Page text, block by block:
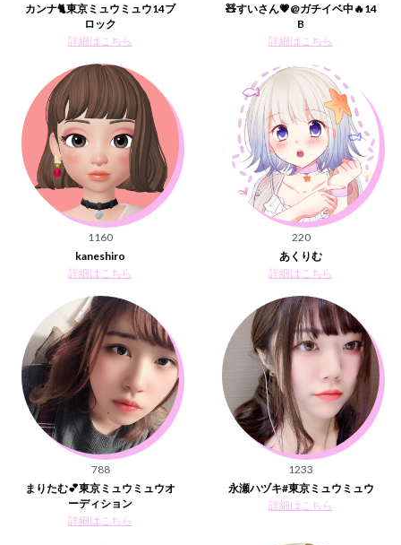
カンナ🐈東京ミュウミュウ14ブ
ロック
詳細はこちら
🧸すいさん💗@ガチイベ中🔥14
B
詳細はこちら
1160
kaneshiro
詳細はこちら
220
あくりむ
詳細はこちら
788
まりたむ💕東京ミュウミュウオ
ーディション
詳細はこちら
1233
永瀬ハヅキ#東京ミュウミュウ
詳細はこちら